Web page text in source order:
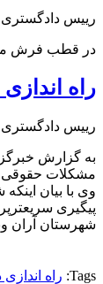
رییس دادگستری
در قطب فرش
راه
رییس دادگستری
به گزارش
مشکلات حقوقی
وی با بیان
پیگیری
شهرستان آران وبیدگل با ۸۰۰ واحد صنعتی، قطب
Tags: راه